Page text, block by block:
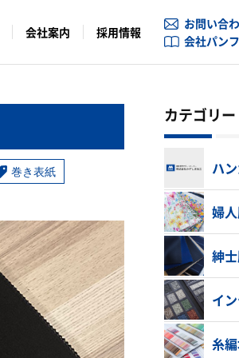
会社案内 採用情報
お問い合
会社パン
巻き表紙
カテゴリー
ハ
婦
紳
イ
糸